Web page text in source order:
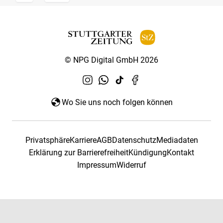
© NPG Digital GmbH 2026
Wo Sie uns noch folgen können
PrivatsphäreKarriereAGBDatenschutzMediadaten
Erklärung zur BarrierefreiheitKündigungKontakt
ImpressumWiderruf